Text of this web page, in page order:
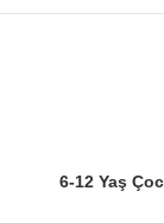
6-12 Yaş